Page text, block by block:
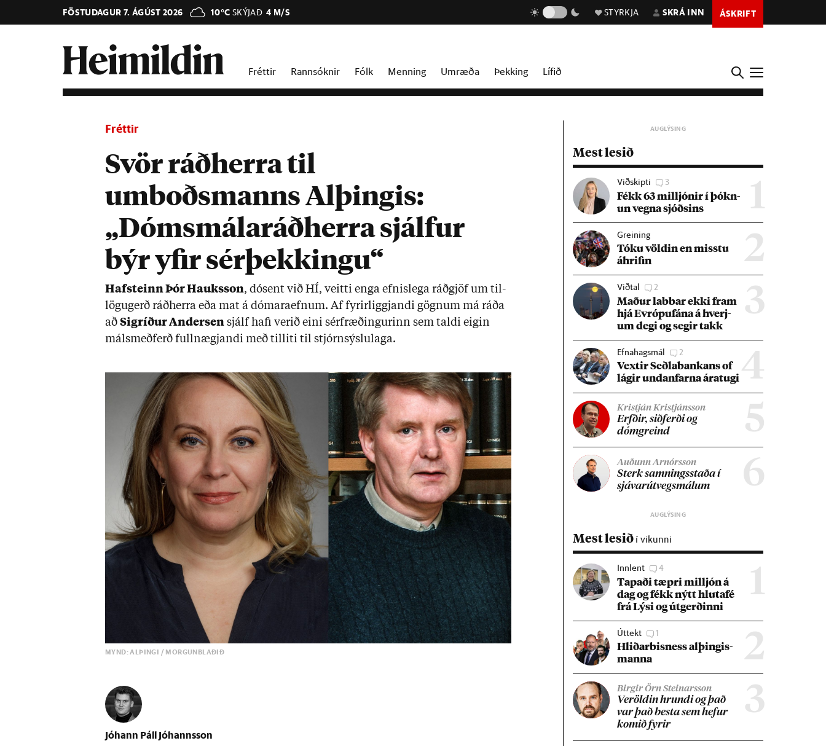
FÖSTUDAGUR 7. ÁGÚST 2026 10°C SKÝJAÐ 4 M/S STYRKJA SKRÁ INN ÁSKRIFT
Fréttir Rannsóknir Fólk Menning Umræða Þekking Lífið
Fréttir
Svör ráðherra til
umboðsmanns Alþingis:
„Dómsmálaráðherra sjálfur
býr yfir sérþekkingu“
Haf­steinn Þór Hauks­son, dós­ent við HÍ, veitti enga efn­is­lega ráð­gjöf um til­
lögu­gerð ráð­herra eða mat á dóm­ara­efn­um. Af fyr­ir­liggj­andi gögn­um má ráða
aðSig­ríð­ur And­er­sen sjálf hafi ver­ið eini sér­fræð­ing­ur­inn sem taldi eig­in
máls­með­ferð full­nægj­andi með til­liti til stjórn­sýslu­laga.
MYND: ALÞINGI / MORGUNBLAÐIÐ
Jóhann Páll Jóhannsson
Mest lesið
1
Viðskipti 3
Fékk 63 millj­ón­ir í þókn­
un vegna sjóðs­ins
2
Greining
Tóku völd­in en misstu
áhrif­in
3
Viðtal 2
Mað­ur labb­ar ekki fram
hjá Evr­ópuf­ána á hverj­
um degi og seg­ir takk
4
Efnahagsmál 2
Vext­ir Seðla­bank­ans of
lág­ir und­an­farna ára­tugi
5
Kristján Kristjánsson
Erfð­ir, sið­ferði og
dómgreind
6
Auðunn Arnórsson
Sterk samn­ings­staða í
sjáv­ar­út­vegs­mál­um
Mest lesið í vikunni
1
Innlent 4
Tap­aði tæpri millj­ón á
dag og fékk nýtt hluta­fé
frá Lýsi og út­gerð­inni
2
Úttekt 1
Hlið­ar­bis­ness al­þing­is­
manna
3
Birgir Örn Steinarsson
Ver­öld­in hrundi og það
var það besta sem hef­ur
kom­ið fyr­ir